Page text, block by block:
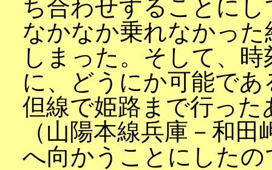
ち合わせすることに
なかなか乗れなかっ
しまった。そして、
に、どうにか可能で
但線で姫路まで行っ
（山陽本線兵庫－和
へ向かうことにしたの